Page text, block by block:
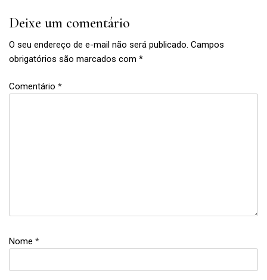
ovo de
,
Deixe um comentário
O seu endereço de e-mail não será publicado. Campos
obrigatórios são marcados com *
Comentário *
Nome *